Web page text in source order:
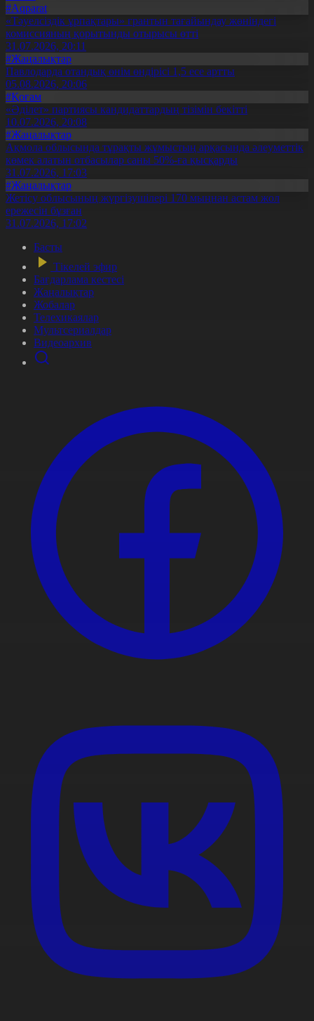
#Aqparat
«Тәуелсіздік ұрпақтары» грантын тағайындау жөніндегі
комиссияның қорытынды отырысы өтті
31.07.2026, 20:11
#Жаңалықтар
Павлодарда отандық өнім өндірісі 1,5 есе артты
05.08.2026, 20:06
#Қоғам
«Әділет» партиясы кандидаттардың тізімін бекітті
10.07.2026, 20:08
#Жаңалықтар
Ақмола облысында тұрақты жұмыстың арқасында әлеуметтік
көмек алатын отбасылар саны 50%-ға қысқарды
31.07.2026, 17:03
#Жаңалықтар
Жетісу облысының жүргізушілері 170 мыңнан астам жол
ережесін бұзған
31.07.2026, 17:02
Басты
Тікелей эфир
Бағдарлама кестесі
Жаңалықтар
Жобалар
Телехикаялар
Мультсериалдар
Видеоархив